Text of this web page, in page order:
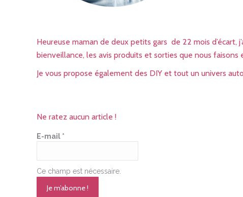
Heureuse maman de deux petits gars de 22 mois d’écart,
bienveillance, les avis produits et sorties que nous
Je vous propose également des DIY et tout un univers
Ne ratez aucun article !
E-mail *
Ce champ est nécessaire.